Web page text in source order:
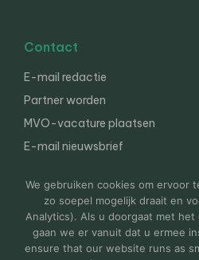
Contact
E-mail redactie
Partner worden
MVO-vacature plaatsen
E-mail nieuwsbrief
© 2000-2026 Van der Molen EIS
Privacy
We gebruiken cookies om ervoor
zo soepel mogelijk draait en
Analytics). Als u doorgaat met het
gaan we er vanuit dat u ermee
ensure that our website runs as